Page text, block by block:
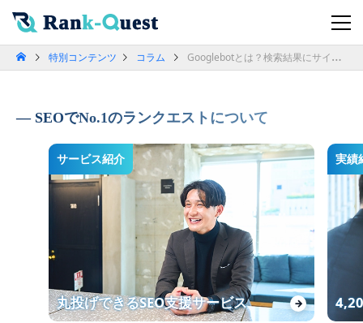
特別コンテンツ コラム Googlebotとは？検索結果にサイトが表示される仕組みを解説
SEOでNo.1のランクエストについて
サービス紹介
丸投げできるSEO支援サービス →
実績